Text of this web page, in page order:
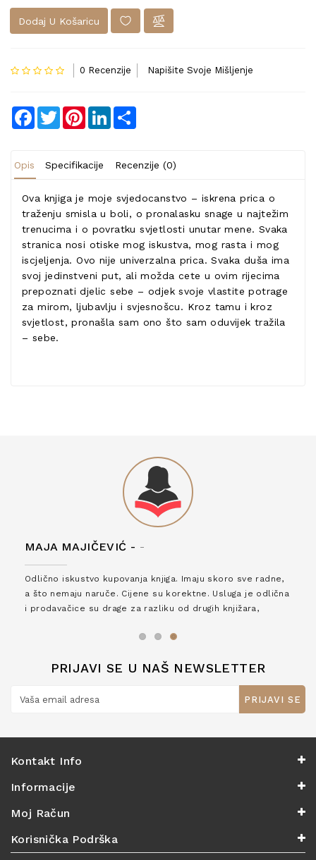
Dodaj U Košaricu
0 Recenzije Napišite Svoje Mišljenje
Facebook
TwitterPinterestLinkedIn
Opis Specifikacije Recenzije (0)
Ova knjiga je moje svjedocanstvo – iskrena prica o
traženju smisla u boli, o pronalasku snage u najtežim
trenucima i o povratku svjetlosti unutar mene. Svaka
stranica nosi otiske mog iskustva, mog rasta i mog
iscjeljenja. Ovo nije univerzalna prica. Svaka duša ima
svoj jedinstveni put, ali možda cete u ovim rijecima
prepoznati djelic sebe – odjek svoje vlastite potrage
za mirom, ljubavlju i svjesnošcu. Kroz tamu i kroz
svjetlost, pronašla sam ono što sam oduvijek tražila
– sebe.
MAJA MAJIČEVIĆ - -
Odlično iskustvo kupovanja knjiga. Imaju skoro sve radne,
a što nemaju naruče. Cijene su korektne. Usluga je odlična
i prodavačice su drage za razliku od drugih knjižara,
PRIJAVI SE U NAŠ NEWSLETTER
PRIJAVI SE
Kontakt Info
Informacije
Moj Račun
Korisnička Podrška